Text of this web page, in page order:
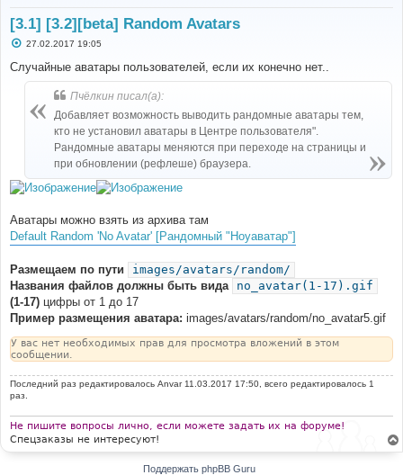
[3.1] [3.2][beta] Random Avatars
С
о
б
щ
27.02.2017 19:05
Случайные аватары пользователей, если их конечно нет..
Пчёлкин писал(а):
Добавляет возможность выводить рандомные аватары тем,
кто не установил аватары в Центре пользователя".
Рандомные аватары меняются при переходе на страницы и
при обновлении (рефлеше) браузера.
Аватары можно взять из архива там
Default Random 'No Avatar' [Рандомный "Ноуаватар"]
Размещаем по пути
images/avatars/random/
Названия файлов должны быть вида
no_avatar(1-17).gif
(1-17) цифры от 1 до 17
Пример размещения аватара: images/avatars/random/no_avatar5.gif
У вас нет необходимых прав для просмотра вложений в этом
сообщении.
Последний раз редактировалось Anvar11.03.2017 17:50, всего редактировалось 1
раз.
Не пишите вопросы лично, если можете задать их на форуме!
Спецзаказы не интересуют!
Поддержать phpBB Guru